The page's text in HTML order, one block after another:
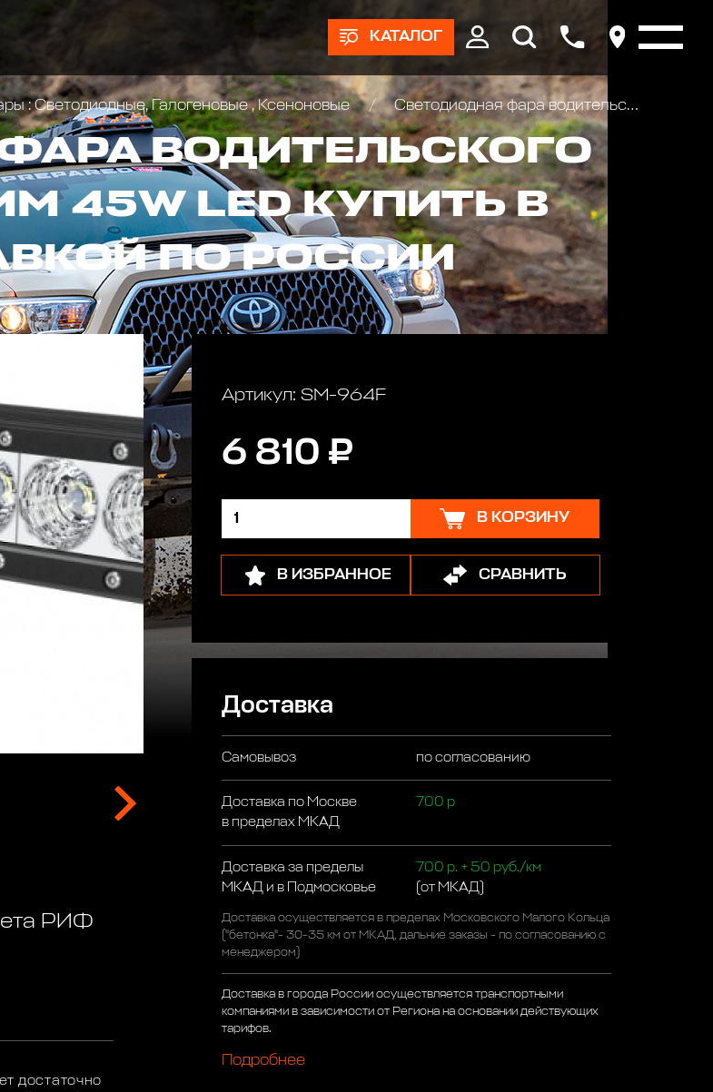
КАТАЛОГ
: Светодиодные, Галогеновые , Ксеноновые Светодиодная фара водительского света РИФ 435 мм 45W LED
ВОДИТЕЛЬСКОГО
45W LED КУПИТЬ В
ПО РОССИИ
РИФ
достаточно
Артикул: SM-964F
6 810 ₽
В КОРЗИНУ
В ИЗБРАННОЕ СРАВНИТЬ
Доставка
Самовывоз по согласованию
Доставка по Москве
в пределах МКАД
700 р
Доставка за пределы
МКАД и в Подмосковье
700 р. + 50 руб./км
(от МКАД)
Доставка осуществляется в пределах Московского Малого Кольца
("бетонка"- 30-35 км от МКАД, дальние заказы - по согласованию с
менеджером)
Доставка в города России осуществляется транспортными
компаниями в зависимости от Региона на основании действующих
тарифов.
Подробнее